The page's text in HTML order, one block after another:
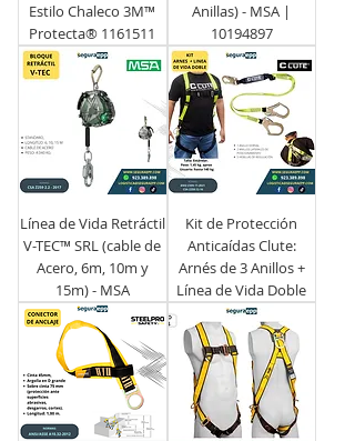
Estilo Chaleco 3M™
Protecta® 1161511
Anillas) - MSA |
10194897
Línea de Vida Retráctil
V-TEC™ SRL (cable de
Acero, 6m, 10m y
15m) - MSA
Kit de Protección
Anticaídas Clute:
Arnés de 3 Anillos +
Línea de Vida Doble